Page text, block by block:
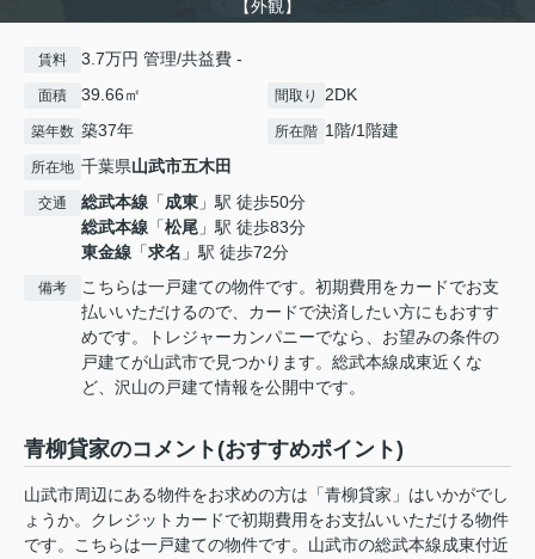
【外観】
賃料 3.7万円 管理/共益費 -
面積 39.66㎡ 間取り 2DK
築年数 築37年 所在階 1階/1階建
所在地 千葉県山武市五木田
交通 総武本線 「成東 」駅 徒歩50分
総武本線 「松尾 」駅 徒歩83分
東金線 「求名 」駅 徒歩72分
備考
こちらは一戸建ての物件です。初期費用をカードでお支
払いいただけるので、カードで決済したい方にもおすす
めです。トレジャーカンパニーでなら、お望みの条件の
戸建てが山武市で見つかります。総武本線成東近くな
ど、沢山の戸建て情報を公開中です。
青柳貸家のコメント(おすすめポイント)
山武市周辺にある物件をお求めの方は「青柳貸家」はいかがでし
ょうか。クレジットカードで初期費用をお支払いいただける物件
です。こちらは一戸建ての物件です。山武市の総武本線成東付近